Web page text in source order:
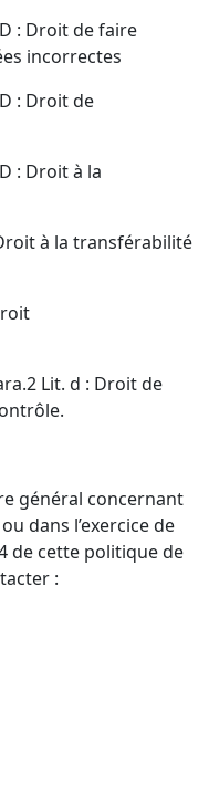
: Droit de faire
incorrectes
: Droit de
: Droit à la
à la transférabilité
Lit. d : Droit de
général concernant
dans l’exercice de
de cette politique de
: